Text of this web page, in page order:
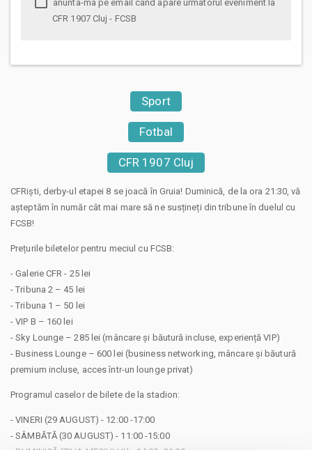
CFR 1907 Cluj - FCSB
Sport
Fotbal
CFR 1907 Cluj
CFRiști, derby-ul etapei 8 se joacă în Gruia! Duminică, de la ora 21:30, vă
așteptăm în număr cât mai mare să ne susțineți din tribune în duelul cu
FCSB!
Prețurile biletelor pentru meciul cu FCSB:
- Galerie CFR - 25 lei
- Tribuna 2 – 45 lei
- Tribuna 1 – 50 lei
- VIP B – 160 lei
- Sky Lounge – 285 lei (mâncare și băutură incluse, experiență VIP)
- Business Lounge – 600 lei (business networking, mâncare și băutură
premium incluse, acces într-un lounge privat)
Programul caselor de bilete de la stadion:
- VINERI (29 AUGUST) - 12:00 -17:00
- SÂMBĂTĂ (30 AUGUST) - 11:00 -15:00